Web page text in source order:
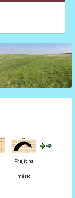
Přejít na
měsíc